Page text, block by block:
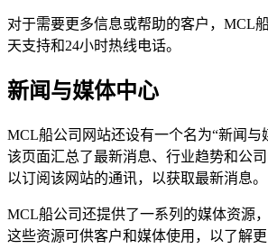
对于需要更多信息或帮助的客户，MCL
天支持和24小时热线电话。
新闻与媒体中心
MCL船公司网站还设有一个名为“新闻与
该页面汇总了最新消息、行业趋势和公
以订阅该网站的通讯，以获取最新消息。
MCL船公司还提供了一系列的媒体资源
这些资源可供客户和媒体使用，以了解